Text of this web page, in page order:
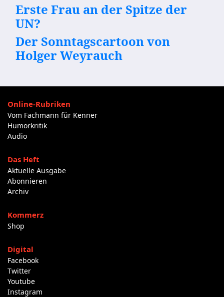
Erste Frau an der Spitze der
UN?
Der Sonntagscartoon von
Holger Weyrauch
Online-Rubriken
Vom Fachmann für Kenner
Humorkritik
Audio
Das Heft
Aktuelle Ausgabe
Abonnieren
Archiv
Kommerz
Shop
Digital
Facebook
Twitter
Youtube
Instagram